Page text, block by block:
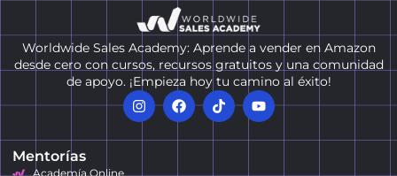
Worldwide Sales Academy: Aprende a vender en Amazon
desde cero con cursos, recursos gratuitos y una comunidad
de apoyo. ¡Empieza hoy tu camino al éxito!
Mentorías
Academía Online